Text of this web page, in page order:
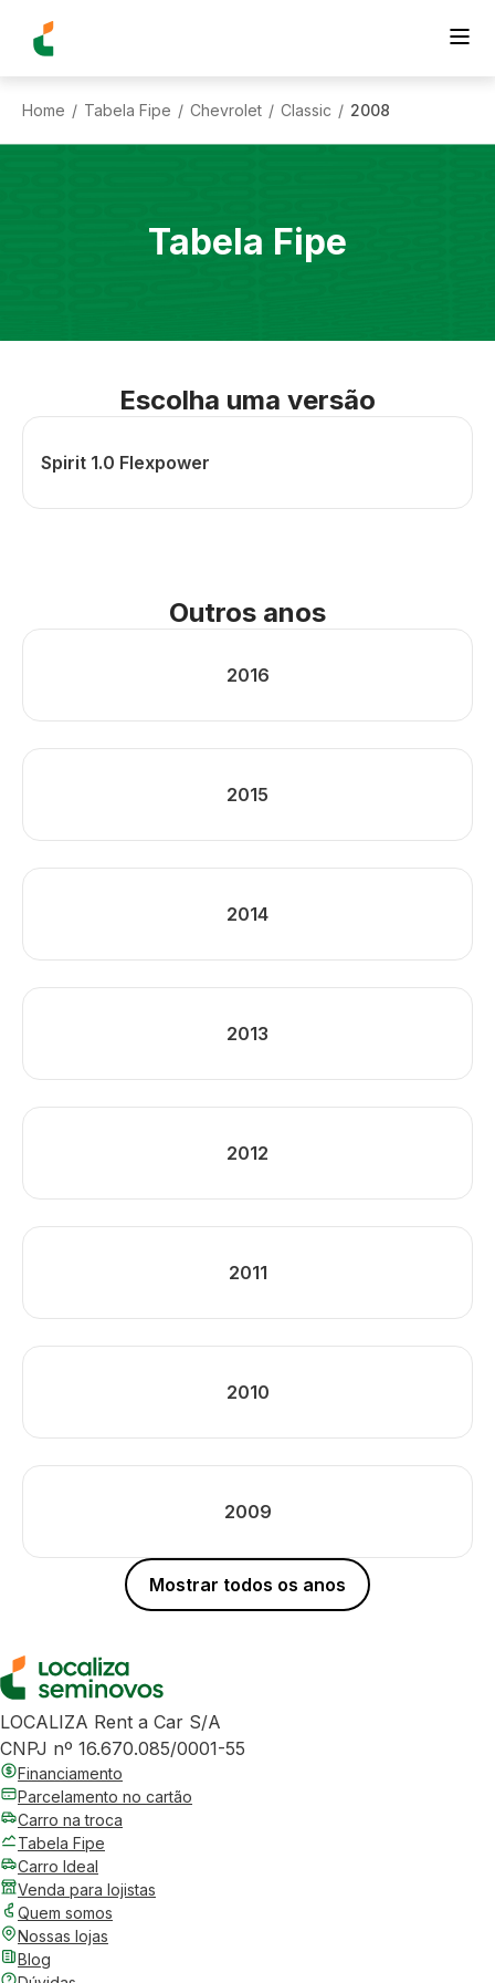
Home / Tabela Fipe / Chevrolet / Classic / 2008
Tabela Fipe
Escolha uma versão
Spirit 1.0 Flexpower
Outros anos
2016
2015
2014
2013
2012
2011
2010
2009
Mostrar todos os anos
LOCALIZA Rent a Car S/A
CNPJ nº 16.670.085/0001-55
Financiamento
Parcelamento no cartão
Carro na troca
Tabela Fipe
Carro Ideal
Venda para lojistas
Quem somos
Nossas lojas
Blog